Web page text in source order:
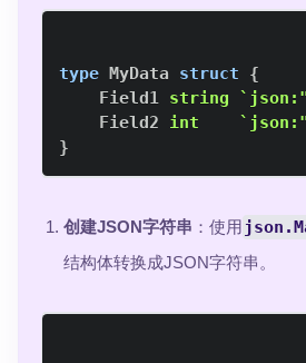
type MyData struct
{
    Field1
string
    Field2
int
}
创建JSON字符串 ：使用
结构体转换成JSON字符串。